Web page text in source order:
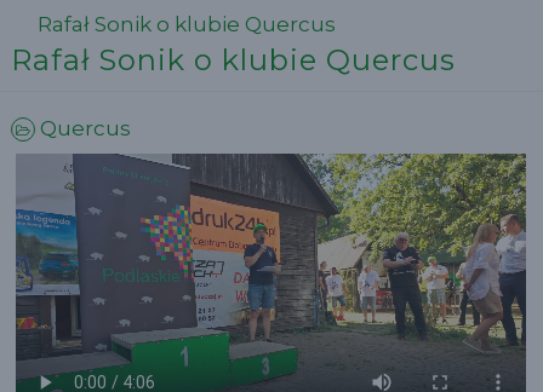
Rafał Sonik o klubie Quercus
Rafał Sonik o klubie Quercus
Quercus